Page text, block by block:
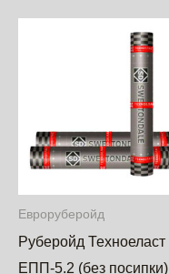
Евроруберойд
Руберойд Техноеласт
ЕПП-5.2 (без посипки)